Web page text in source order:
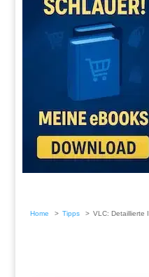
Home Tipps VLC: Detaillierte